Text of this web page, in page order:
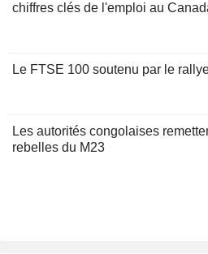
chiffres clés de l'emploi au
Le FTSE 100 soutenu par le
Les autorités congolaises
rebelles du M23